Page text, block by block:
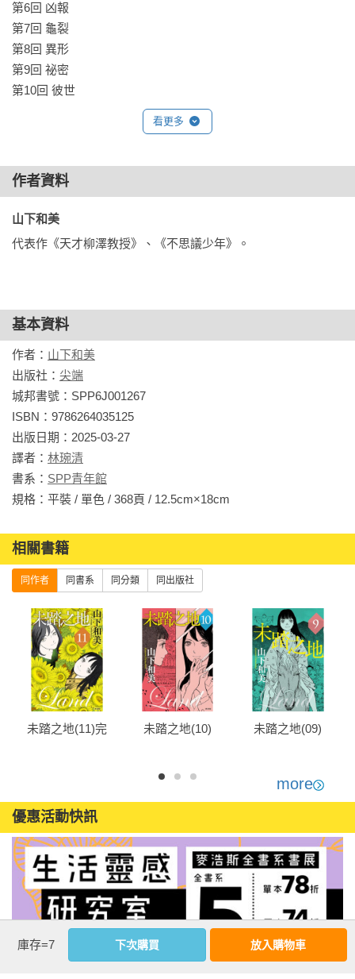
第6回 凶報
第7回 龜裂
第8回 異形
第9回 祕密
第10回 彼世
看更多
作者資料
山下和美
代表作《天才柳澤教授》、《不思議少年》。
基本資料
作者： 山下和美
出版社： 尖端
城邦書號：SPP6J001267
ISBN：9786264035125
出版日期：2025-03-27
譯者： 林琬清
書系： SPP青年館
規格：平裝 / 單色 / 368頁 / 12.5cm×18cm
相關書籍
同作者 同書系 同分類 同出版社
未踏之地(11)完 未踏之地(10) 未踏之地(09)
more
優惠活動快訊
庫存=7 下次購買 放入購物車